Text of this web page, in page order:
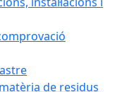
de residus